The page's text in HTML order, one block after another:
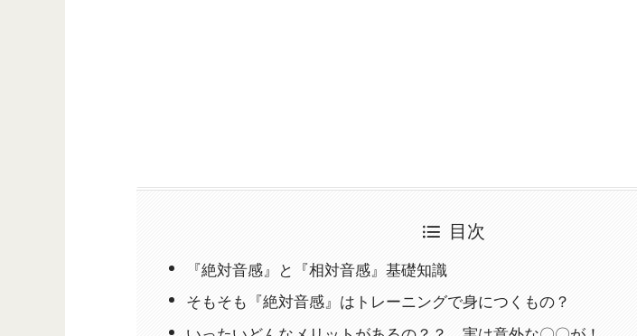
目次
『絶対音感』と『相対音感』基礎知識
そもそも『絶対音感』はトレーニングで身につくもの？